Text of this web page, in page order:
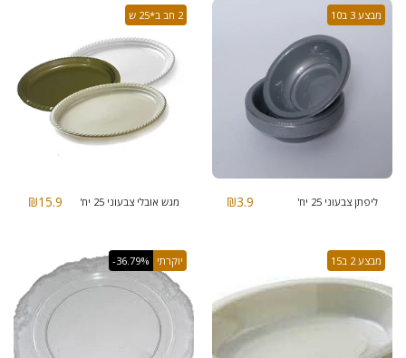
מבצע 3 ב10
ליפתן צבעוני 25 יח' ₪3.9
2 חב ב*25 ש
מגש אובלי צבעוני 25 יח' ₪15.9
מבצע 2 ב15 יוקרתי -36.79%